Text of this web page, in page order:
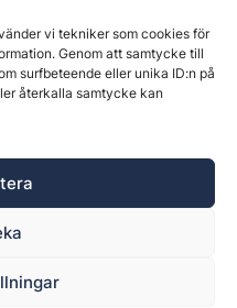
vi tekniker som cookies för
Genom att samtycke till
surfbeteende eller unika ID:n på
återkalla samtycke kan
org.nr: 556625-6425 -
Innehållet på denna
Ange källa vid citering.
och cookies